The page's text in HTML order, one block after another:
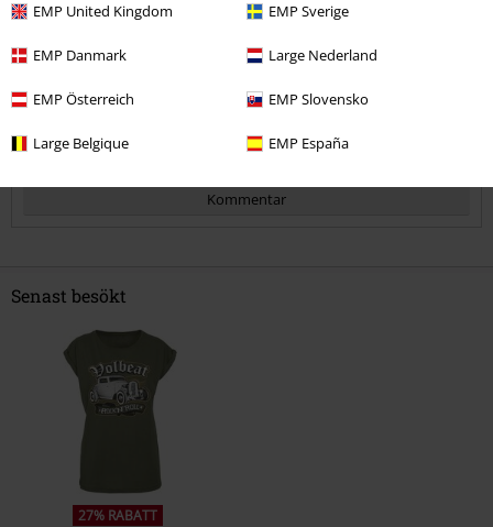
EMP United Kingdom EMP Sverige
EMP Danmark Large Nederland
EMP Österreich EMP Slovensko
Large Belgique EMP España
För kort
Perfekt
Verifierad recension
Hade du någon nytta av den här recensionen?
Kommentar
Skicka kommentar
Senast besökt
27% RABATT